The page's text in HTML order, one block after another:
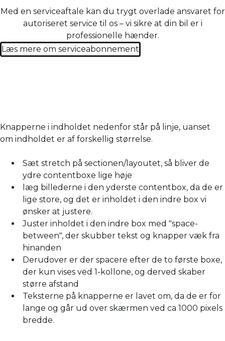
Med en serviceaftale kan du trygt overlade ansvaret for
autoriseret service til os – vi sikre at din bil er i
professionelle hænder.
Læs mere om serviceabonnement
Knapperne i indholdet nedenfor står på linje, uanset
om indholdet er af forskellig størrelse.
Sæt stretch på sectionen/layoutet, så bliver de
ydre contentboxe lige høje
læg billederne i den yderste contentbox, da de er
lige store, og det er inholdet i den indre box vi
ønsker at justere.
Juster inholdet i den indre box med "space-
between", der skubber tekst og knapper væk fra
hinanden
Derudover er der spacere efter de to første boxe,
der kun vises ved 1-kollone, og derved skaber
større afstand
Teksterne på knapperne er lavet om, da de er for
lange og går ud over skærmen ved ca 1000 pixels
bredde.